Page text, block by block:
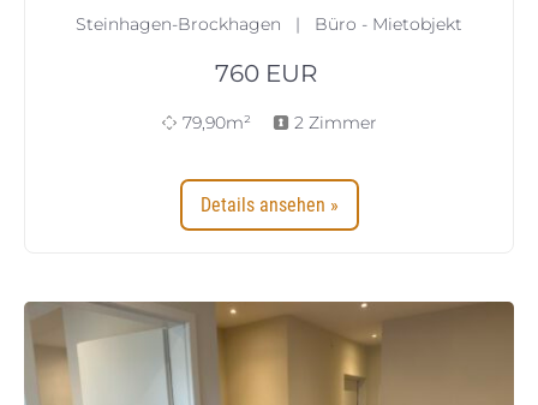
Steinhagen-Brockhagen | Büro - Mietobjekt
760 EUR
79,90m² 2 Zimmer
Details ansehen »